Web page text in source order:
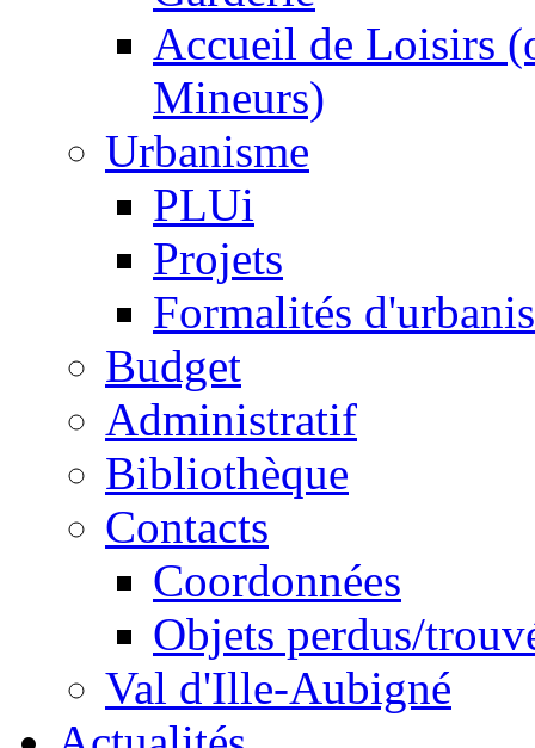
Accueil de Loisirs
Mineurs)
Urbanisme
PLUi
Projets
Formalités
Budget
Administratif
Bibliothèque
Contacts
Coordonnées
Objets perdus/
Val d'Ille-Aubigné